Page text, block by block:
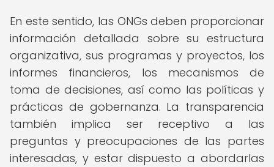
En este sentido, las ONGs deben proporcionar
información detallada sobre su estructura
organizativa, sus programas y proyectos, los
informes financieros, los mecanismos de
toma de decisiones, así como las políticas y
prácticas de gobernanza. La transparencia
también implica ser receptivo a las
preguntas y preocupaciones de las partes
interesadas, y estar dispuesto a abordarlas